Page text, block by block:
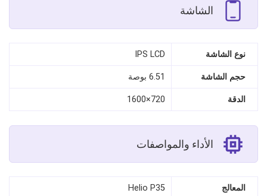
الشاشة
نوع الشاشة IPS LCD
حجم الشاشة 6.51 بوصة
الدقة 720×1600
الأداء والمواصفات
المعالج Helio P35